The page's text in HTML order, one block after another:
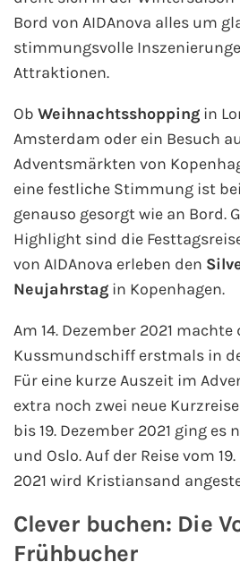
Bord von AIDAnova alles um
stimmungsvolle
Attraktionen.
Ob Weihnachtsshopping in
Amsterdam oder ein Besuch
Adventsmärkten von
eine festliche Stimmung ist
genauso gesorgt wie an Bord.
Highlight sind die
von AIDAnova erleben den
Neujahrstag in Kopenhagen.
Am 14. Dezember 2021 machte
Kussmundschiff erstmals in
Für eine kurze Auszeit im
extra noch zwei neue
bis 19. Dezember 2021 ging es
und Oslo. Auf der Reise vom
2021 wird Kristiansand
Clever buchen: Die
Frühbucher